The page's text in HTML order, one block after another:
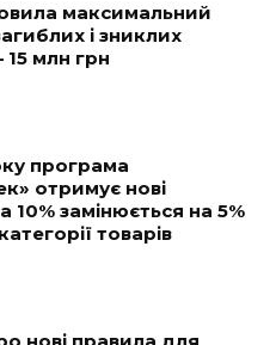
максимальний
і зниклих
15 млн грн
програма
отримує нові
10% замінюється на 5%
товарів